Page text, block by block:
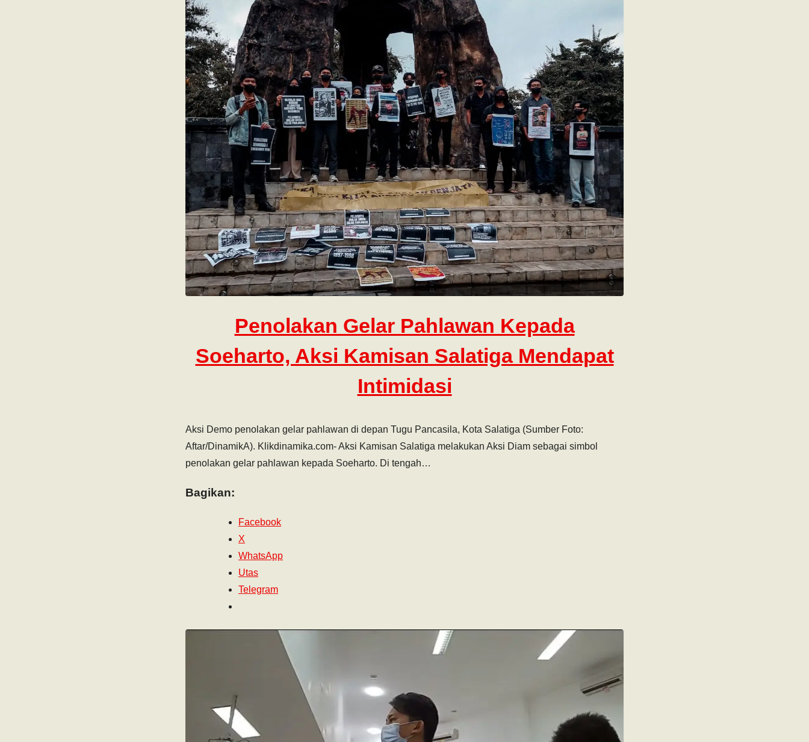
Penolakan Gelar Pahlawan Kepada
Soeharto, Aksi Kamisan Salatiga Mendapat
Intimidasi
Aksi Demo penolakan gelar pahlawan di depan Tugu Pancasila, Kota Salatiga (Sumber Foto:
Aftar/DinamikA). Klikdinamika.com- Aksi Kamisan Salatiga melakukan Aksi Diam sebagai simbol
penolakan gelar pahlawan kepada Soeharto. Di tengah…
Bagikan:
Facebook
X
WhatsApp
Utas
Telegram